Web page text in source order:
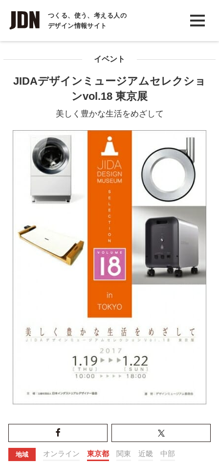
つくる、使う、考える人の
デザイン情報サイト
INTERVIEW
インタビュー
COLUMN
イベント
JIDAデザインミュージアムセレクショ
ンvol.18 東京展
美しく豊かな生活をめざして
地域 オンライン 東京都 関東 近畿 中部